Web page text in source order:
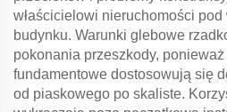
właścicielowi nieruchomości
budynku. Warunki glebowe
pokonania przeszkody,
fundamentowe dostosowują się
od piaskowego po skaliste.